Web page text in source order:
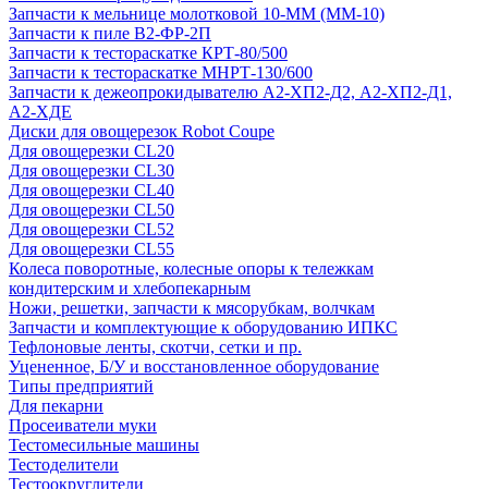
Запчасти к мельнице молотковой 10-ММ (ММ-10)
Запчасти к пиле В2-ФР-2П
Запчасти к тестораскатке КРТ-80/500
Запчасти к тестораскатке МНРТ-130/600
Запчасти к деже­опрокидывателю А2-ХП2-Д2, А2-ХП2-Д1,
А2-ХДЕ
Диски для овощерезок Robot Coupe
Для овощерезки CL20
Для овощерезки CL30
Для овощерезки CL40
Для овощерезки CL50
Для овощерезки CL52
Для овощерезки CL55
Колеса поворотные, колесные опоры к тележкам
кондитерским и хлебопекарным
Ножи, решетки, запчасти к мясорубкам, волчкам
Запчасти и комплектующие к оборудованию ИПКС
Тефлоновые ленты, скотчи, сетки и пр.
Уцененное, Б/У и восстановленное оборудование
Типы предприятий
Для пекарни
Просеиватели муки
Тестомесильные машины
Тестоделители
Тестоокруглители